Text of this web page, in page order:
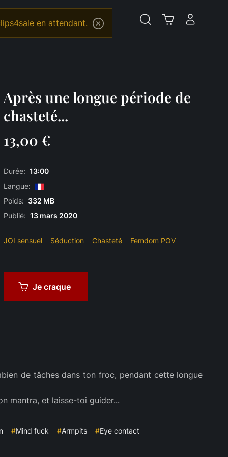
en attendant.
Après une longue période de
chasteté...
13,00 €
Durée: 13:00
Langue:
Poids: 332 MB
Publié: 13 mars 2020
JOI sensuel Séduction Chasteté Femdom POV
Je craque
de tâches dans ton froc, pendant cette longue
mantra, et laisse-toi guider...
#Mind fuck #Armpits #Eye contact